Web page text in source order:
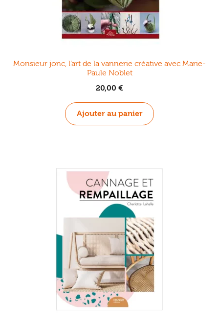
Monsieur jonc, l’art de la vannerie créative avec Marie-
Paule Noblet
20,00 €
Ajouter au panier